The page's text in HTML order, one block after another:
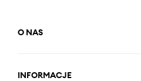
O NAS
INFORMACJE